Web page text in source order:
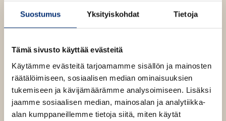
Suostumus Yksityiskohdat Tietoja
Tämä sivusto käyttää evästeitä
Käytämme evästeitä tarjoamamme sisällön ja mainosten
räätälöimiseen, sosiaalisen median ominaisuuksien
tukemiseen ja kävijämäärämme analysoimiseen. Lisäksi
jaamme sosiaalisen median, mainosalan ja analytiikka-
alan kumppaneillemme tietoja siitä, miten käytät
u
a
t
u
a
t